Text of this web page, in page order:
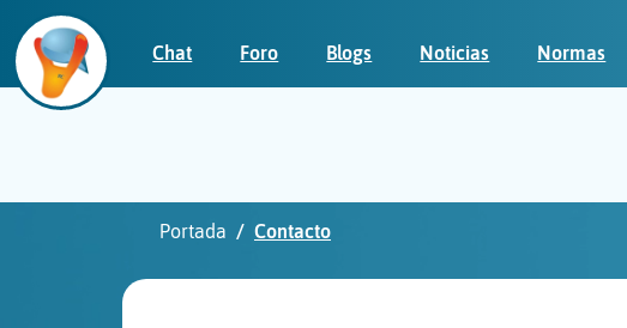
Chat Foro Blogs Noticias Normas
Portada Contacto
Iniciar